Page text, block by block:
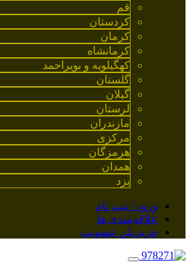
قم
کردستان
کرمان
کرمانشاه
کهگیلویه و بویراحمد
گلستان
گیلان
لرستان
مازندران
مرکزی
هرمزگان
همدان
یزد
ورود / ثبت نام
علاقه‌مندی ها
خرید پلن عضویت